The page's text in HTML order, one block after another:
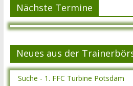
Nächste Termine
Neues aus der
Suche - 1. FFC Turbine Potsdam